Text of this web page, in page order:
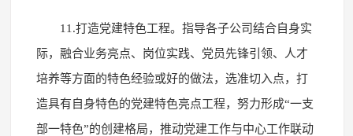
11.打造党建特色工程。指导各子公司结合自身实
际，融合业务亮点、岗位实践、党员先锋引领、人才
培养等方面的特色经验或好的做法，选准切入点，打
造具有自身特色的党建特色亮点工程，努力形成“一支
部一特色”的创建格局，推动党建工作与中心工作联动